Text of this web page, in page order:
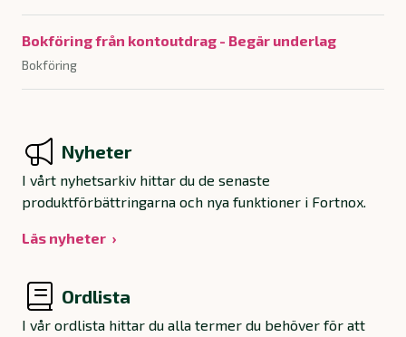
Bokföring från kontoutdrag - Begär underlag
Bokföring
Nyheter
I vårt nyhetsarkiv hittar du de senaste
produktförbättringarna och nya funktioner i Fortnox.
Läs nyheter
Ordlista
I vår ordlista hittar du alla termer du behöver för att